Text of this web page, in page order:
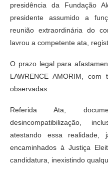
presidência da Fundação
presidente assumido a
reunião extraordinária do
lavrou a competente ata,
O prazo legal para
LAWRENCE AMORIM,
observadas.
Referida Ata,
desincompatibilização,
atestando essa realidade,
encaminhados à Justiça
candidatura, inexistindo